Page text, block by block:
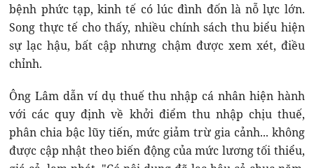
bệnh phức tạp, kinh tế có lúc đình đốn là nỗ lực lớn.
Song thực tế cho thấy, nhiều chính sách thu biểu hiện
sự lạc hậu, bất cập nhưng chậm được xem xét, điều
chỉnh.
Ông Lâm dẫn ví dụ thuế thu nhập cá nhân hiện hành
với các quy định về khởi điểm thu nhập chịu thuế,
phân chia bậc lũy tiến, mức giảm trừ gia cảnh... không
được cập nhật theo biến động của mức lương tối thiểu,